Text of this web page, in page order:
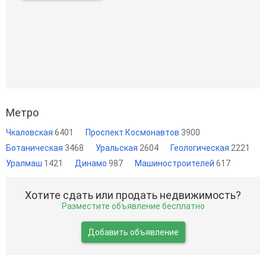
Метро
Чкаловская 6401 Проспект Космонавтов 3900
Ботаническая 3468 Уральская 2604 Геологическая 2221
Уралмаш 1421 Динамо 987 Машиностроителей 617
Хотите сдать или продать недвижимость?
Разместите объявление бесплатно
Добавить объявление